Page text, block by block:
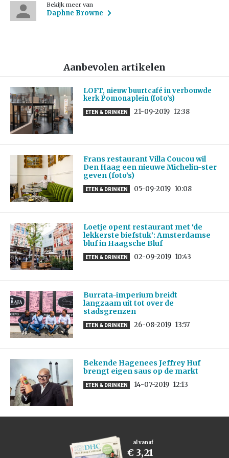
Bekijk meer van
Daphne Browne
Aanbevolen artikelen
LOFT, nieuw buurtcafé in verbouwde
kerk Pomonaplein (foto’s)
ETEN & DRINKEN 21-09-2019 12:38
Frans restaurant Villa Coucou wil
Den Haag een nieuwe Michelin-ster
geven (foto’s)
ETEN & DRINKEN 05-09-2019 10:08
Loetje opent restaurant met ‘de
lekkerste biefstuk’: Amsterdamse
bluf in Haagsche Bluf
ETEN & DRINKEN 02-09-2019 10:43
Burrata-imperium breidt
langzaam uit tot over de
stadsgrenzen
ETEN & DRINKEN 26-08-2019 13:57
Bekende Hagenees Jeffrey Huf
brengt eigen saus op de markt
ETEN & DRINKEN 14-07-2019 12:13
al vanaf
€ 3,21